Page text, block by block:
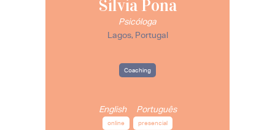
Sílvia Pona
Psicóloga
Lagos, Portugal
Coaching
English Português
online presencial